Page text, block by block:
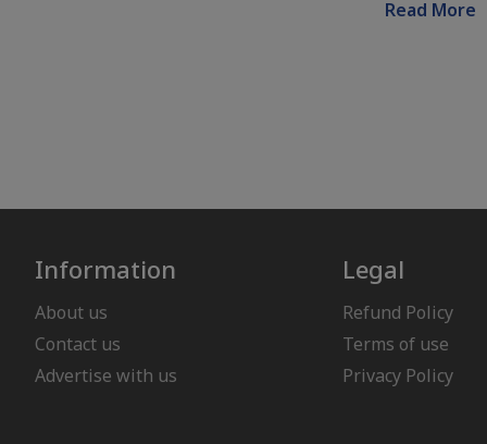
Read More
Information
About us
Contact us
Advertise with us
Legal
Refund Policy
Terms of use
Privacy Policy